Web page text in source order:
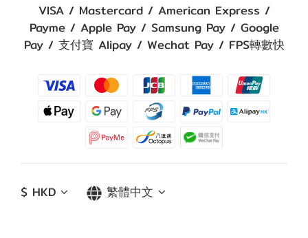
VISA / Mastercard / American Express /
Payme / Apple Pay / Samsung Pay / Google
Pay / 支付寶 Alipay / Wechat Pay / FPS轉數快
$ HKD 繁體中文